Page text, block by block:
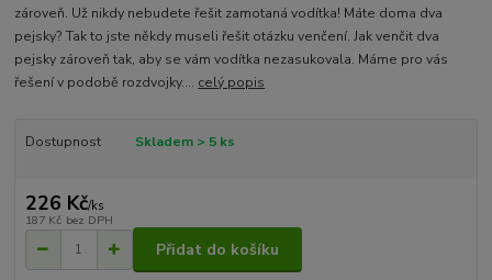
zároveň. Už nikdy nebudete řešit zamotaná vodítka! Máte doma dva
pejsky? Tak to jste někdy museli řešit otázku venčení. Jak venčit dva
pejsky zároveň tak, aby se vám vodítka nezasukovala. Máme pro vás
řešení v podobě rozdvojky.... celý popis
Dostupnost Skladem > 5 ks
226 Kč/ks
187 Kč bez DPH
Přidat do košíku